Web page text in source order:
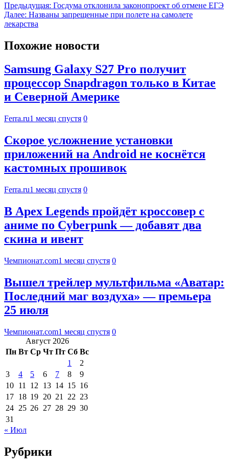
Предыдущая: Госдума отклонила законопроект об отмене ЕГЭ
Далее: Названы запрещенные при полете на самолете
лекарства
Похожие новости
Samsung Galaxy S27 Pro получит
процессор Snapdragon только в Китае
и Северной Америке
Ferra.ru1 месяц спустя 0
Скорое усложнение установки
приложений на Android не коснётся
кастомных прошивок
Ferra.ru1 месяц спустя 0
В Apex Legends пройдёт кроссовер с
аниме по Cyberpunk — добавят два
скина и ивент
Чемпионат.com1 месяц спустя 0
Вышел трейлер мультфильма «Аватар:
Последний маг воздуха» — премьера
25 июля
Чемпионат.com1 месяц спустя 0
Август 2026
Пн Вт Ср Чт Пт Сб Вс
1
2
3
4 5 6 7 8
9
10 11 12 13 14 15 16
17 18 19 20 21 22 23
24 25 26 27 28 29 30
31
« Июл
Рубрики